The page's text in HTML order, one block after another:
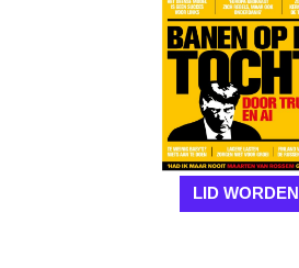
LID WORDEN